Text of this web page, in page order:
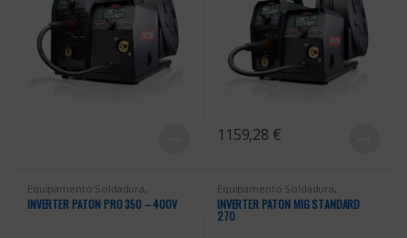
1159,28 €
Equipamento Soldadura,
Equipamentos Paton,
Equipamentos Soldadura,PATON
INVERTER PATON PRO 350 – 400V
Equipamento Soldadura,
Equipamentos Paton,
Equipamentos Soldadura,PATON
MIG/MAG
INVERTER PATON MIG STANDARD
270